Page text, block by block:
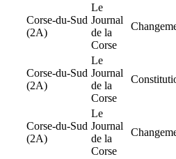
Corse-du-Sud
(2A)
Le
Journal
de la
Corse
Corse-du-Sud
(2A)
Le
Journal
de la
Corse
Corse-du-Sud
(2A)
Le
Journal
de la
Corse